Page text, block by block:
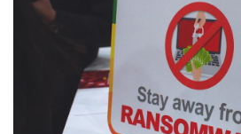
EduTech
生成式AI與雲端應用
Enterprise Digital Transformation